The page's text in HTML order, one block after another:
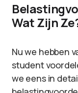
Wat Zijn
Nu we hebben
student
we eens in